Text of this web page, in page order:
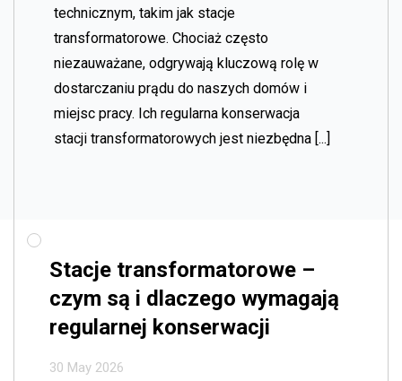
Stacje transformatorowe –
czym są i dlaczego wymagają
regularnej konserwacji
30 May 2026
technicznym, takim jak stacje
transformatorowe. Chociaż często
niezauważane, odgrywają kluczową rolę w
dostarczaniu prądu do naszych domów i
miejsc pracy. Ich regularna konserwacja
stacji transformatorowych jest niezbędna [...]